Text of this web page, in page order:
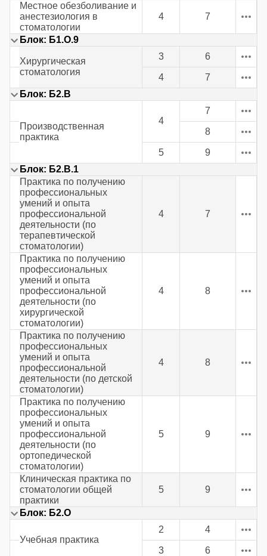
Местное обезболивание и
анестезиология в
стоматологии
4 7
Блок: Б1.О.9
Хирургическая
стоматология
3 6
4
7
Блок: Б2.В
Производственная
практика
4
7
8
5
9
Блок: Б2.В.1
Практика по получению
профессиональных
умений и опыта
профессиональной
деятельности (по
терапевтической
стоматологии)
4 7
Практика по получению
профессиональных
умений и опыта
профессиональной
деятельности (по
хирургической
стоматологии)
4 8
Практика по получению
профессиональных
умений и опыта
профессиональной
деятельности (по детской
стоматологии)
4 8
Практика по получению
профессиональных
умений и опыта
профессиональной
деятельности (по
ортопедической
стоматологии)
5 9
Клиническая практика по
стоматологии общей
практики
5 9
Блок: Б2.О
Учебная практика
2 4
3
6